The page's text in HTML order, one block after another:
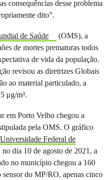
consequências desse problema
dito”.
de Saúde
(OMS), a
de mortes prematuras todos
de vida da população.
revisou as diretrizes Globais
ao material particulado, a
μg/m³.
em Porto Velho chegou a
pela OMS. O gráfico
Federal de
dia 10 de agosto de 2021, a
no município chegou a 160
do MP/RO, apenas cinco